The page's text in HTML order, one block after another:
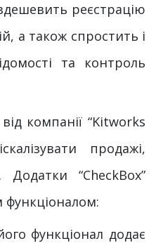
реєстрацію
а також спростить і
та контроль
компанії “Kitworks
продажі,
“CheckBox”
функціоналом:
функціонал додає